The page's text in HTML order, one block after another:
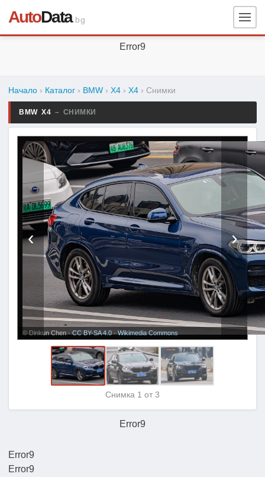
AutoData.bg
Error9
Error9
Начало › Каталог › BMW › X4 › X4 › Снимки
BMW X4 – СНИМКИ
© Dinkun Chen · CC BY-SA 4.0 · Wikimedia Commons
‹ ›
Снимка 1 от 3
Error9
Error9